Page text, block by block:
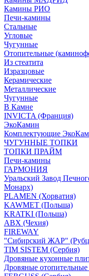
Камины РИО
Печи-камины
Стальные
Угловые
Чугунные
Отопительные
Из стеатита
Изразцовые
Керамические
Металлические
Чугунные
В Камне
INVICTA (Франция)
ЭкоКамин
Комплектующие
ЧУГУННЫЕ ТОПКИ
ТОПКИ ПРАЙМ
Печи-камины
ГАРМОНИЯ
Уральский Завод
Монарх)
PLAMEN (Хорватия)
KAWMET (Польша)
KRATKI (Польша)
ABX (Чехия)
FIREWAY
"Сибирский ЖАР"
TIM SISTEM (Сербия)
Дровяные кухонные
Дровяные